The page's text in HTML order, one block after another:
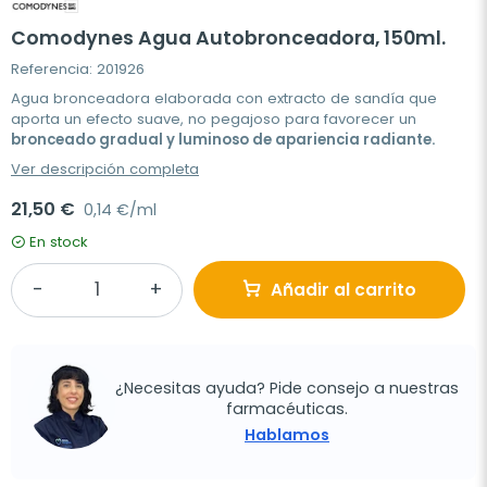
Comodynes Agua Autobronceadora, 150ml.
Referencia: 201926
Agua bronceadora elaborada con extracto de sandía que
aporta un efecto suave, no pegajoso para favorecer un
bronceado gradual y luminoso de apariencia radiante.
Ver descripción completa
21,50 € 0,14 €/ml
En stock
Añadir al carrito
¿Necesitas ayuda? Pide consejo a nuestras
farmacéuticas.
Hablamos